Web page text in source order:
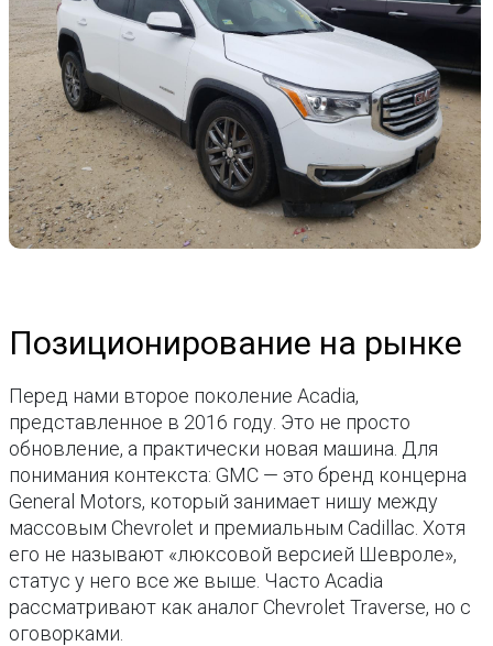
Позиционирование на рынке
Перед нами второе поколение Acadia,
представленное в 2016 году. Это не просто
обновление, а практически новая машина. Для
понимания контекста: GMC — это бренд концерна
General Motors, который занимает нишу между
массовым Chevrolet и премиальным Cadillac. Хотя
его не называют «люксовой версией Шевроле»,
статус у него все же выше. Часто Acadia
рассматривают как аналог Chevrolet Traverse, но с
оговорками.